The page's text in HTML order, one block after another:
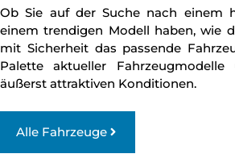
Ob Sie auf der Suche nach einem
einem trendigen Modell haben, wie
mit Sicherheit das passende
Palette aktueller
äußerst attraktiven Konditionen.
Alle Fahrzeuge